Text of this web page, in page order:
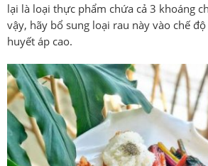
lại là loại thực phẩm chứa cả 3 khoáng
vậy, hãy bổ sung loại rau này vào chế
huyết áp cao.